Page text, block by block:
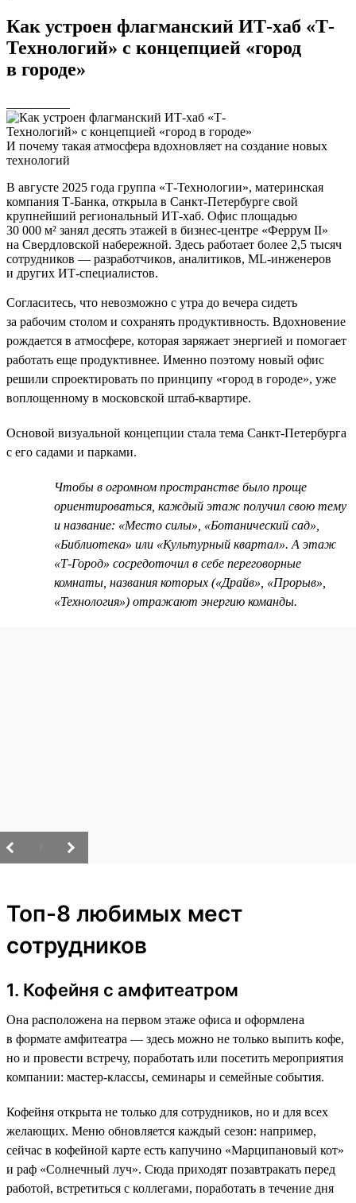
Как устроен флагманский ИТ-хаб «Т-
Технологий» с концепцией «город
в городе»
И почему такая атмосфера вдохновляет на создание новых
технологий
В августе 2025 года группа «Т-Технологии», материнская
компания Т-Банка, открыла в Санкт-Петербурге свой
крупнейший региональный ИТ-хаб. Офис площадью
30 000 м² занял десять этажей в бизнес-центре «Феррум II»
на Свердловской набережной. Здесь работает более 2,5 тысяч
сотрудников — разработчиков, аналитиков, ML-инженеров
и других ИТ-специалистов.
Согласитесь, что невозможно с утра до вечера сидеть
за рабочим столом и сохранять продуктивность. Вдохновение
рождается в атмосфере, которая заряжает энергией и помогает
работать еще продуктивнее. Именно поэтому новый офис
решили спроектировать по принципу «город в городе», уже
воплощенному в московской штаб-квартире.
Основой визуальной концепции стала тема Санкт-Петербурга
с его садами и парками.
Чтобы в огромном пространстве было проще
ориентироваться, каждый этаж получил свою тему
и название: «Место силы», «Ботанический сад»,
«Библиотека» или «Культурный квартал». А этаж
«Т-Город» сосредоточил в себе переговорные
комнаты, названия которых («Драйв», «Прорыв»,
«Технология») отражают энергию команды.
Топ-8 любимых мест
сотрудников
1. Кофейня с амфитеатром
Она расположена на первом этаже офиса и оформлена
в формате амфитеатра — здесь можно не только выпить кофе,
но и провести встречу, поработать или посетить мероприятия
компании: мастер-классы, семинары и семейные события.
Кофейня открыта не только для сотрудников, но и для всех
желающих. Меню обновляется каждый сезон: например,
сейчас в кофейной карте есть капучино «Марципановый кот»
и раф «Солнечный луч». Сюда приходят позавтракать перед
работой, встретиться с коллегами, поработать в течение дня